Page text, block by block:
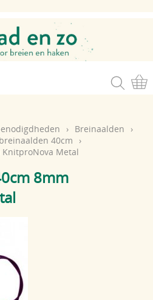
› Breinaalden
›
40cm
›
Metal
8mm